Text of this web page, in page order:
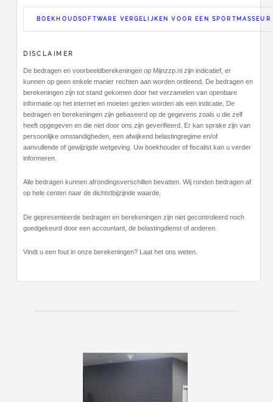
BOEKHOUDSOFTWARE VERGELIJKEN VOOR EEN SPORTMASSEUR
DISCLAIMER
De bedragen en voorbeeldberekeningen op Mijnzzp.nl zijn indicatief, er
kunnen op geen enkele manier rechten aan worden ontleend. De bedragen en
berekeningen zijn tot stand gekomen door het verzamelen van openbare
informatie op het internet en moeten gezien worden als een indicatie. De
bedragen en berekeningen zijn gebaseerd op de gegevens zoals u die zelf
heeft opgegeven en die niet door ons zijn geverifieerd. Er kan sprake zijn van
persoonlijke omstandigheden, een afwijkend belastingregime en/of
aanvullende of gewijzigde wetgeving. Uw boekhouder of fiscalist kan u verder
informeren.
Alle bedragen kunnen afrondingsverschillen bevatten. Wij ronden bedragen af
op hele centen naar de dichtstbijzijnde waarde.
De gepresenteerde bedragen en berekeningen zijn niet gecontroleerd noch
goedgekeurd door een accountant, de belastingdienst of anderen.
Vindt u een fout in onze berekeningen? Laat het ons weten.